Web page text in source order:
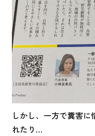
しかし、一方で糞害
れたり…